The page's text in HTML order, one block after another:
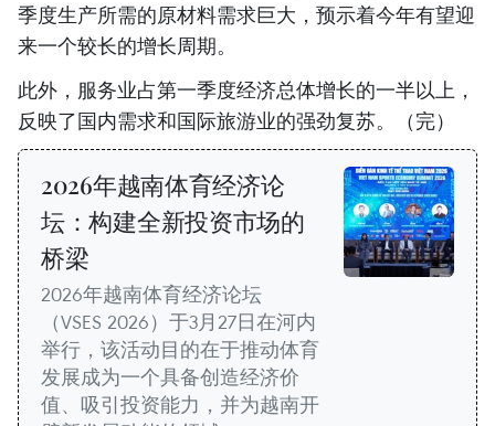
季度生产所需的原材料需求巨大，预示着今年有望迎
来一个较长的增长周期。
此外，服务业占第一季度经济总体增长的一半以上，
反映了国内需求和国际旅游业的强劲复苏。（完）
2026年越南体育经济论
坛：构建全新投资市场的
桥梁
2026年越南体育经济论坛
（VSES 2026）于3月27日在河内
举行，该活动目的在于推动体育
发展成为一个具备创造经济价
值、吸引投资能力，并为越南开